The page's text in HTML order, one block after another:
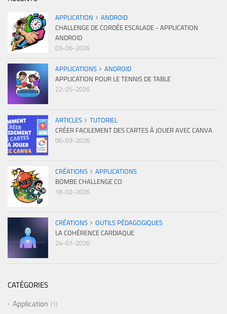
APPLICATION
ANDROID
CHALLENGE DE CORDÉE ESCALADE - APPLICATION
ANDROID
03-06-2026
APPLICATIONS
ANDROID
APPLICATION POUR LE TENNIS DE TABLE
22-05-2026
ARTICLES
TUTORIEL
CRÉER FACILEMENT DES CARTES À JOUER AVEC CANVA
06-03-2026
CRÉATIONS
APPLICATIONS
BOMBE CHALLENGE CO
18-02-2026
CRÉATIONS
OUTILS PÉDAGOGIQUES
LA COHÉRENCE CARDIAQUE
24-01-2026
CATÉGORIES
Application 1